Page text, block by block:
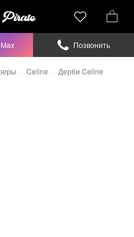
Celine Дерби Celine
Max Позвонить